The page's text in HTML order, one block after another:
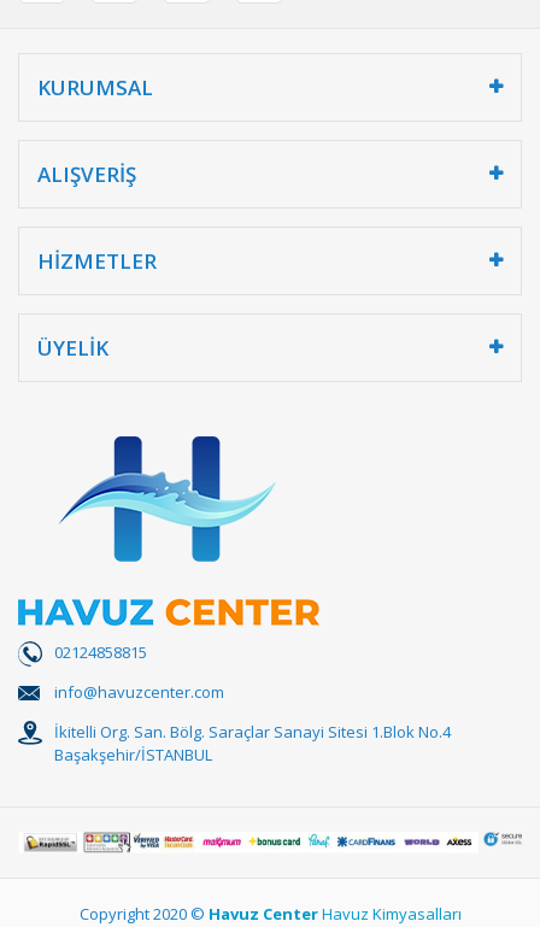
KURUMSAL
ALIŞVERİŞ
HİZMETLER
ÜYELİK
02124858815
info@havuzcenter.com
İkitelli Org. San. Bölg. Saraçlar Sanayi Sitesi 1.Blok No.4
Başakşehir/İSTANBUL
Copyright 2020 © Havuz CenterHavuz Kimyasalları